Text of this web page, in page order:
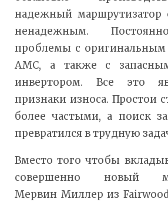
надежный маршрутизатор
ненадежным.
проблемы с оригинальным
AMC, а также с
инвертором. Все это
признаки износа. Простои
более частыми, а поиск
превратился в трудную
Вместо того чтобы
совершенно новый
Мервин Миллер из